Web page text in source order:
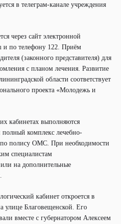
в телеграм-канале учреждения
через сайт электронной
и по телефону 122. Приём
(законного представителя) для
с планом лечения. Развитие
области соответствует
проекта «Молодежь и
кабинетах выполняются
комплекс лечебно-
полису ОМС. При необходимости
специалистам
на дополнительные
кабинет откроется в
Благовещенской. Его
вместе с губернатором Алексеем